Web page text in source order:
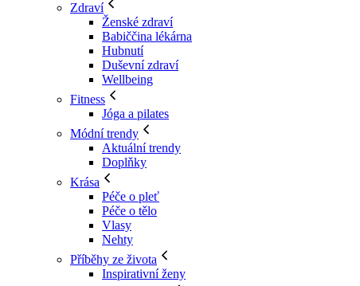
Zdraví
Ženské zdraví
Babiččina lékárna
Hubnutí
Duševní zdraví
Wellbeing
Fitness
Jóga a pilates
Módní trendy
Aktuální trendy
Doplňky
Krása
Péče o pleť
Péče o tělo
Vlasy
Nehty
Příběhy ze života
Inspirativní ženy